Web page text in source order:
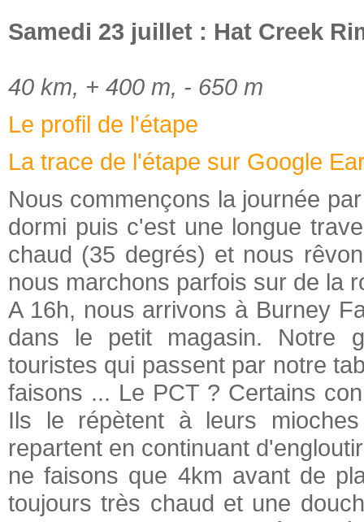
Samedi 23 juillet : Hat Creek
40 km, + 400 m, - 650 m
Le profil de l'étape
La trace de l'étape sur Google
Nous commençons la journée
dormi puis c'est une longue
chaud (35 degrés) et nous
nous marchons parfois sur de la
A 16h, nous arrivons à Burney
dans le petit magasin. Notre
touristes qui passent par notre
faisons ... Le PCT ? Certains
Ils le répètent à leurs
repartent en continuant
ne faisons que 4km avant de
toujours très chaud et une